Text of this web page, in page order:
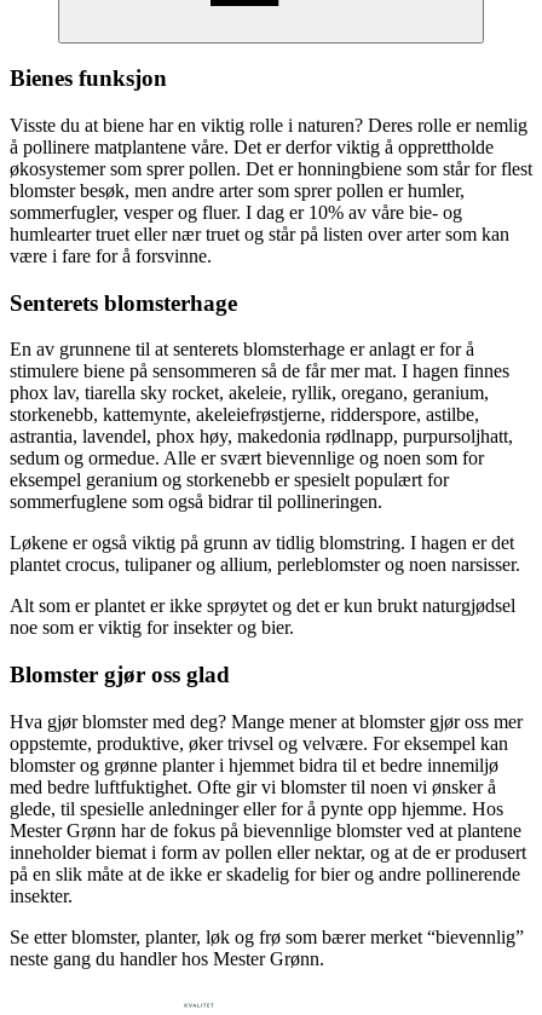
Bienes funksjon
Visste du at biene har en viktig rolle i naturen? Deres rolle er nemlig
å pollinere matplantene våre. Det er derfor viktig å opprettholde
økosystemer som sprer pollen. Det er honningbiene som står for flest
blomster besøk, men andre arter som sprer pollen er humler,
sommerfugler, vesper og fluer. I dag er 10% av våre bie- og
humlearter truet eller nær truet og står på listen over arter som kan
være i fare for å forsvinne.
Senterets blomsterhage
En av grunnene til at senterets blomsterhage er anlagt er for å
stimulere biene på sensommeren så de får mer mat. I hagen finnes
phox lav, tiarella sky rocket, akeleie, ryllik, oregano, geranium,
storkenebb, kattemynte, akeleiefrøstjerne, ridderspore, astilbe,
astrantia, lavendel, phox høy, makedonia rødlnapp, purpursoljhatt,
sedum og ormedue. Alle er svært bievennlige og noen som for
eksempel geranium og storkenebb er spesielt populært for
sommerfuglene som også bidrar til pollineringen.
Løkene er også viktig på grunn av tidlig blomstring. I hagen er det
plantet crocus, tulipaner og allium, perleblomster og noen narsisser.
Alt som er plantet er ikke sprøytet og det er kun brukt naturgjødsel
noe som er viktig for insekter og bier.
Blomster gjør oss glad
Hva gjør blomster med deg? Mange mener at blomster gjør oss mer
oppstemte, produktive, øker trivsel og velvære. For eksempel kan
blomster og grønne planter i hjemmet bidra til et bedre innemiljø
med bedre luftfuktighet. Ofte gir vi blomster til noen vi ønsker å
glede, til spesielle anledninger eller for å pynte opp hjemme. Hos
Mester Grønn har de fokus på bievennlige blomster ved at plantene
inneholder biemat i form av pollen eller nektar, og at de er produsert
på en slik måte at de ikke er skadelig for bier og andre pollinerende
insekter.
Se etter blomster, planter, løk og frø som bærer merket “bievennlig”
neste gang du handler hos Mester Grønn.